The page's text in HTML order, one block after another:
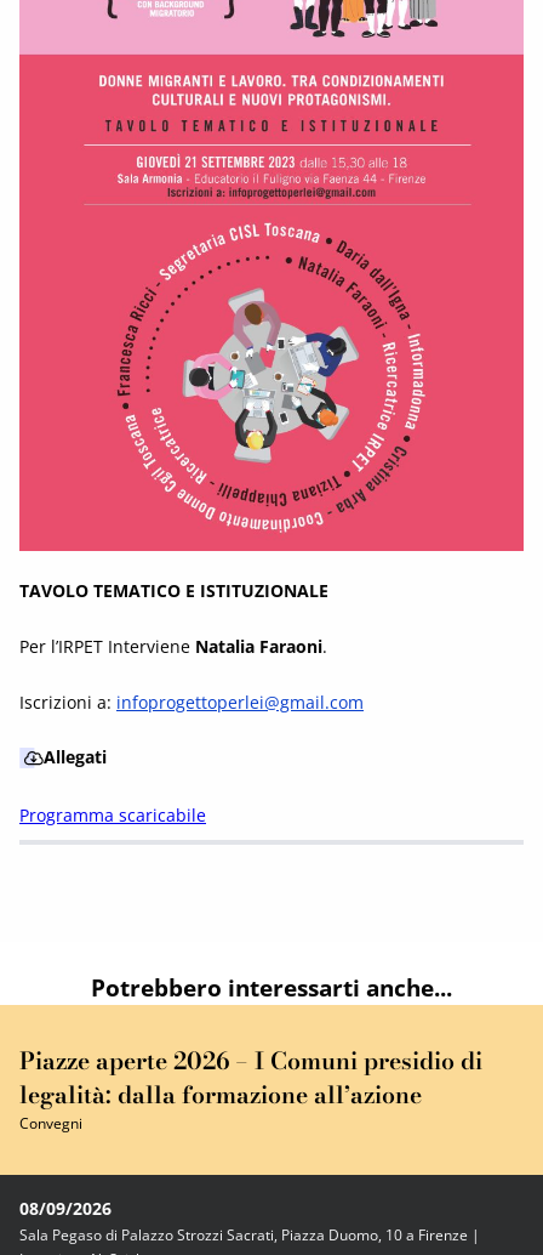
TAVOLO TEMATICO E ISTITUZIONALE
Per l’IRPET Interviene Natalia Faraoni.
Iscrizioni a: infoprogettoperlei@gmail.com
Allegati
Programma scaricabile
Potrebbero interessarti anche...
Piazze aperte 2026 – I Comuni presidio di
legalità: dalla formazione all’azione
Convegni
08/09/2026
Sala Pegaso di Palazzo Strozzi Sacrati, Piazza Duomo, 10 a Firenze |